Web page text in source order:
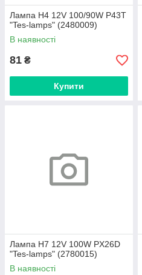
Лампа H4 12V 100/90W P43T
"Tes-lamps" (2480009)
В наявності
81 ₴
Купити
Лампа H7 12V 100W PX26D
"Tes-lamps" (2780015)
В наявності